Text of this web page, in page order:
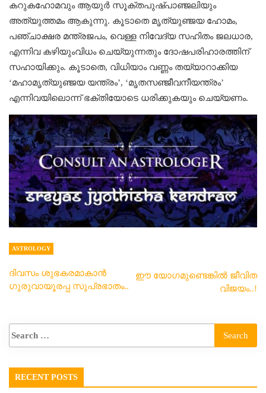
കറുകഹോമവും ആയുർ സൂക്തപുഷ്പാഞ്ജലിയും
അത്യുത്തമം ആകുന്നു. കൂടാതെ മൃത്യുഞ്ജയ ഹോമം,
പഞ്ചാക്ഷര മന്ത്രജപം, വെള്ള നിവേദ്യ സഹിതം ജലധാര,
എന്നിവ കഴിയുംവിധം ചെയ്യുന്നതും ദോഷപരിഹാരത്തിന്
സഹായിക്കും. കൂടാതെ, വിധിയാം വണ്ണം തയ്യാറാക്കിയ
‘മഹാമൃത്യുഞ്ജയ യന്ത്രം’, ‘മൃതസഞ്ജീവനീയന്ത്രം’
എന്നിവയിലൊന്ന് ഭക്തിയോടെ ധരിക്കുകയും ചെയ്യണം.
ASTROLOGY
ദിവസം ശുഭകരമാകാൻ
ഗുരുവായൂരപ്പ സുപ്രഭാതം..
ഈ യോഗമുണ്ടെങ്കിൽ ജീവിത
വിജയം..!
RECENT POSTS